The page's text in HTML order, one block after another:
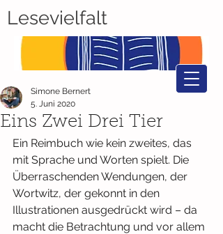
Lesevielfalt
Eins Zwei Drei Tier
Simone Bernert
5. Juni 2020
Ein Reimbuch wie kein zweites, das
mit Sprache und Worten spielt. Die
Überraschenden Wendungen, der
Wortwitz, der gekonnt in den
Illustrationen ausgedrückt wird – da
macht die Betrachtung und vor allem